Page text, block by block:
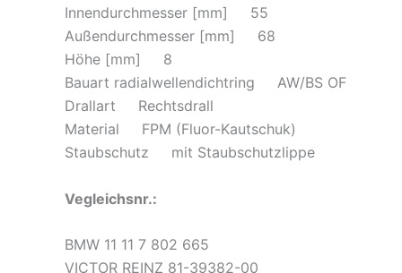
Innendurchmesser [mm] 55
Außendurchmesser [mm] 68
Höhe [mm] 8
Bauart radialwellendichtring AW/BS OF
Drallart Rechtsdrall
Material FPM (Fluor-Kautschuk)
Staubschutz mit Staubschutzlippe
Vegleichsnr.:
BMW 11 11 7 802 665
VICTOR REINZ 81-39382-00